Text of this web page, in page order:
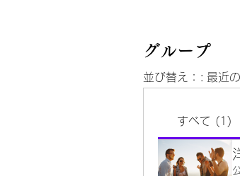
グループ
並び替え：: 最近
すべて (1)